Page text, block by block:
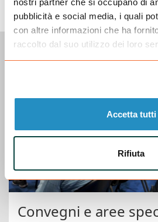
pubblicità e social media, i quali
con altre informazioni che ha
raccolto dal suo utilizzo dei loro
Accetta tutti
Rifiuta
Convegni e aree